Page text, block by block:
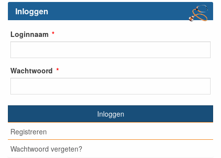
Inloggen
Loginnaam
Wachtwoord
Inloggen
Registreren
Wachtwoord vergeten?